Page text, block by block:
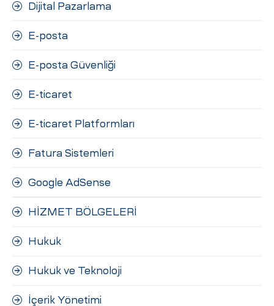
Dijital Pazarlama
E-posta
E-posta Güvenliği
E-ticaret
E-ticaret Platformları
Fatura Sistemleri
Google AdSense
HİZMET BÖLGELERİ
Hukuk
Hukuk ve Teknoloji
İçerik Yönetimi